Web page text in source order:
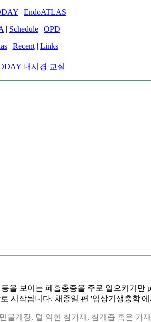
| EndoATLAS
| Schedule | OPD
| Recent| Links
내시경 교실
을 보이는 폐흡충증을 주로 일으키기만
시작됩니다. 채종일 편 '임상기생충학'
게장, 덜 익힌 참가재, 참게즙 혹은 가